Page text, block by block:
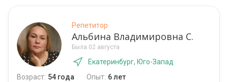
Репетитор
Альбина Владимировна С.
Была 02 августа
Екатеринбург, Юго-Запад
Возраст: 54 года Опыт: 6 лет